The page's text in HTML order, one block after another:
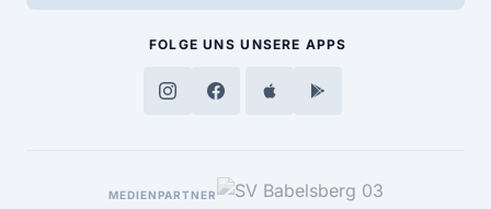
FOLGE UNS UNSERE APPS
MEDIENPARTNER